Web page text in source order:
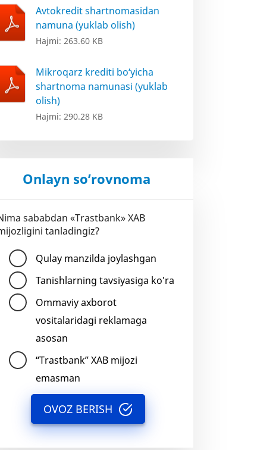
Avtokredit shartnomasidan
namuna (yuklab olish)
Hajmi: 263.60 KB
Mikroqarz krediti bo‘yicha
shartnoma namunasi (yuklab
olish)
Hajmi: 290.28 KB
Onlayn so’rovnoma
sababdan «Trastbank» XAB
tanladingiz?
Qulay manzilda joylashgan
Tanishlarning tavsiyasiga ko'ra
Ommaviy axborot
vositalaridagi reklamaga
asosan
“Trastbank” XAB mijozi
emasman
OVOZ BERISH